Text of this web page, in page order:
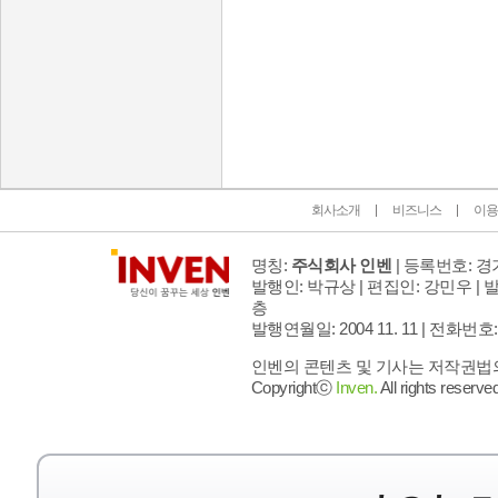
회사소개 비즈니스 이
명칭: 주식회사 인벤 | 등록번호: 경
발행인: 박규상 | 편집인: 강민우 |
층
발행연월일: 2004 11. 11 | 전화번호
인벤의 콘텐츠 및 기사는 저작권
Copyrightⓒ Inven.All rights